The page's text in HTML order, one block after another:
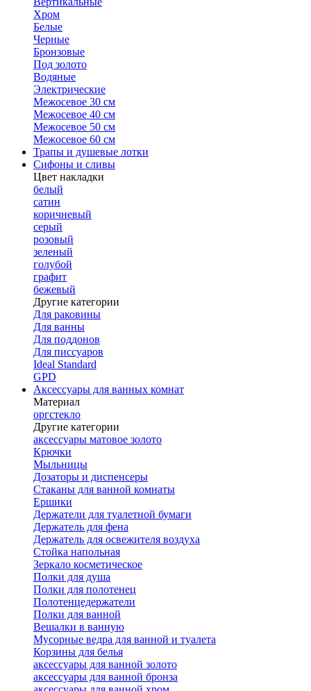
Хром
Белые
Черные
Бронзовые
Под золото
Водяные
Электрические
Межосевое 30 см
Межосевое 40 см
Межосевое 50 см
Межосевое 60 см
Трапы и душевые лотки
Сифоны и сливы
Цвет накладки
белый
сатин
коричневый
серый
розовый
зеленый
голубой
графит
бежевый
Другие категории
Для раковины
Для ванны
Для поддонов
Для писсуаров
Ideal Standard
GPD
Аксессуары для ванных комнат
Материал
оргстекло
Другие категории
аксессуары матовое золото
Крючки
Мыльницы
Дозаторы и диспенсеры
Стаканы для ванной комнаты
Ершики
Держатели для туалетной бумаги
Держатель для фена
Держатель для освежителя воздуха
Стойка напольная
Зеркало косметическое
Полки для душа
Полки для полотенец
Полотенцедержатели
Полки для ванной
Вешалки в ванную
Мусорные ведра для ванной и туалета
Корзины для белья
аксессуары для ванной золото
аксессуары для ванной бронза